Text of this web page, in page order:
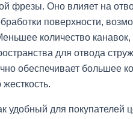
фрезы. Оно влияет на
поверхности,
количество канавок,
для отвода
обеспечивает большее
удобный для покупателей